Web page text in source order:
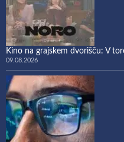
Kino na grajskem dvorišču: V
09.08.2026